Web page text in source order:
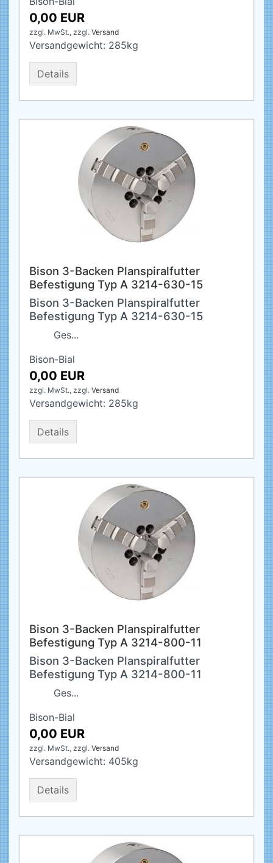
0,00 EUR
zzgl. MwSt., zzgl. Versand
Versandgewicht: 285kg
Details
Bison 3-Backen Planspiralfutter
Befestigung Typ A 3214-630-15
Bison 3-Backen Planspiralfutter
Befestigung Typ A 3214-630-15
Ges...
Bison-Bial
0,00 EUR
zzgl. MwSt., zzgl. Versand
Versandgewicht: 285kg
Details
Bison 3-Backen Planspiralfutter
Befestigung Typ A 3214-800-11
Bison 3-Backen Planspiralfutter
Befestigung Typ A 3214-800-11
Ges...
Bison-Bial
0,00 EUR
zzgl. MwSt., zzgl. Versand
Versandgewicht: 405kg
Details